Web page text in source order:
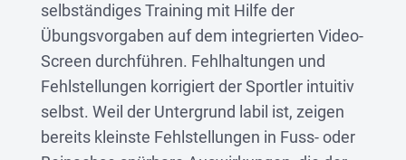
selbständiges Training mit Hilfe der
Übungsvorgaben auf dem integrierten Video-
Screen durchführen. Fehlhaltungen und
Fehlstellungen korrigiert der Sportler intuitiv
selbst. Weil der Untergrund labil ist, zeigen
bereits kleinste Fehlstellungen in Fuss- oder